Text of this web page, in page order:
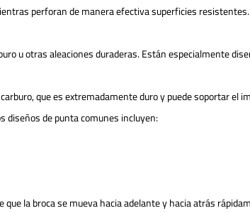
perforan de manera efectiva superficies resistentes.
u otras aleaciones duraderas. Están especialmente
que es extremadamente duro y puede soportar el
diseños de punta comunes incluyen:
la broca se mueva hacia adelante y hacia atrás